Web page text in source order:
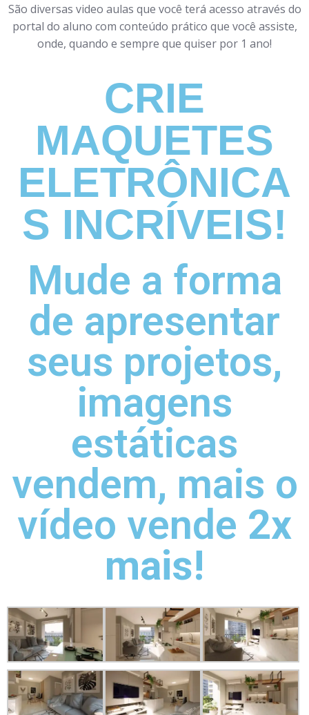
São diversas video aulas que você terá acesso através do
portal do aluno com conteúdo prático que você assiste,
onde, quando e sempre que quiser por 1 ano!
CRIE
MAQUETES
ELETRÔNICA
S INCRÍVEIS!
Mude a forma
de apresentar
seus projetos,
imagens
estáticas
vendem, mais o
vídeo vende 2x
mais!